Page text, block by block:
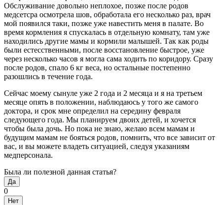
Обслуживание довольно неплохое, позже после родов
медсетсра осмотрела шов, обработала его несколько раз, врач
мой появился таки, позже уже навестить меня в палате. Во
время кормления я спускалась в отдельную комнату, там уже
находились другие мамы и кормили малышей. Так как роды
были естесственными, после восстановление быстрое, уже
через несколько часов я могла сама ходить по коридору. Сразу
после родов, спало 6 кг веса, но остальные постепенно
разошлись в течение года.
Сейчас моему сынуле уже 2 года и 2 месяца и я на третьем
месяце опять в положении, наблюдаюсь у того же самого
доктора, и срок мне определил на середину февраля
следующего года. Мы планируем двоих детей, и хочется
чтобы была дочь. Но пока не знаю, желаю всем мамам и
будущим мамам не бояться родов, помнить, что все зависит от
вас, и вы можете владеть ситуацией, следуя указаниям
медперсонала.
Была ли полезной данная статья?
Да
0
Нет